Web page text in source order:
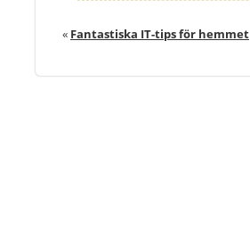
« Fantastiska IT-tips för hemmet